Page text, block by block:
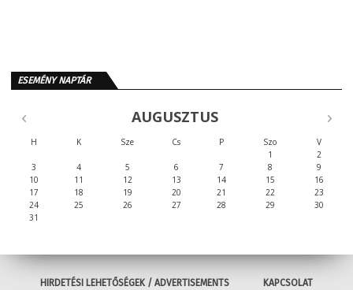
ESEMÉNY NAPTÁR
AUGUSZTUS
H K Sze Cs P Szo
V
1
2
3
4 5 6 7 8
9
10
11 12 13 14 15
16
17
18 19 20 21 22
23
24
25 26 27 28 29
30
31
HIRDETÉSI LEHETŐSÉGEK / ADVERTISEMENTS KAPCSOLAT